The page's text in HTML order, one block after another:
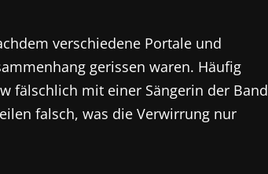
verschiedene Portale und
gerissen waren. Häufig
fälschlich mit einer Sängerin der Band
falsch, was die Verwirrung nur